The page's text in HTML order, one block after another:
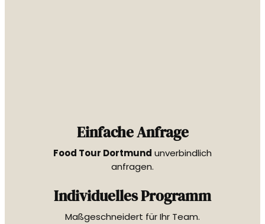
Einfache Anfrage
Food Tour Dortmund unverbindlich
anfragen.
Individuelles Programm
Maßgeschneidert für Ihr Team.